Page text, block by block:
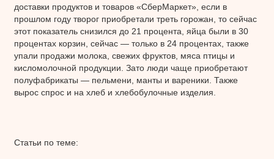
доставки продуктов и товаров «СберМаркет», если в
прошлом году творог приобретали треть горожан, то сейчас
этот показатель снизился до 21 процента, яйца были в 30
процентах корзин, сейчас — только в 24 процентах, также
упали продажи молока, свежих фруктов, мяса птицы и
кисломолочной продукции. Зато люди чаще приобретают
полуфабрикаты — пельмени, манты и вареники. Также
вырос спрос и на хлеб и хлебобулочные изделия.
Статьи по теме: